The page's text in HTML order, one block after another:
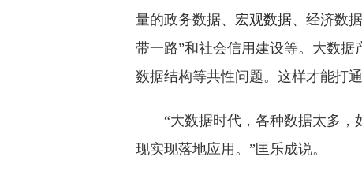
量的政务数据、 宏观数据、经济数
带一路”和社会信用建设等。大数据
数据结构等共性问题。这样才能打
“大数据时代，各种数据太多
现实现落地应用。”匡乐成说。